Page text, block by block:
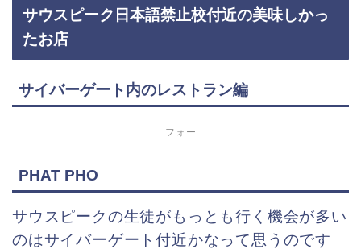
サウスピーク日本語禁止校付近の美味しかっ
たお店
サイバーゲート内のレストラン編
フォー
PHAT PHO
サウスピークの生徒がもっとも行く機会が多い
のはサイバーゲート付近かなって思うのです